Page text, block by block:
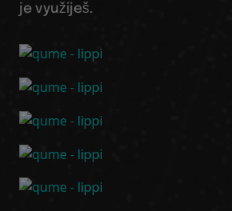
je využiješ.